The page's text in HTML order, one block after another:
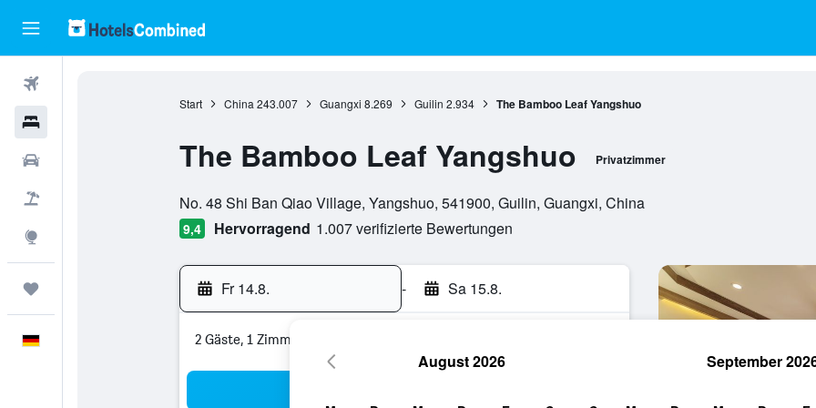
Start China 243.007 Guangxi 8.269 Guilin 2.934 The Bamboo Leaf Yangshuo
The Bamboo Leaf Yangshuo Privatzimmer
No. 48 Shi Ban Qiao Village, Yangshuo, 541900, Guilin, Guangxi, China
9,4 Hervorragend 1.007 verifizierte Bewertungen
Fr 14.8. - Sa 15.8.
2 Gäste, 1 Zimmer
August 2026 September